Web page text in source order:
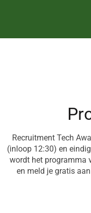
Recruitment Tech
(inloop 12:30) en
wordt het programma
en meld je gratis